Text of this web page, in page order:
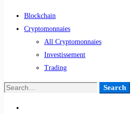
Blockchain
Cryptomonnaies
All Cryptomonnaies
Investissement
Trading
Search
Search